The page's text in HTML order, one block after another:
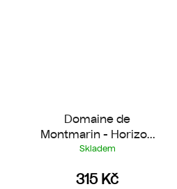
Domaine de
Montmarin - Horizon
Blanc 2025
Skladem
315 Kč